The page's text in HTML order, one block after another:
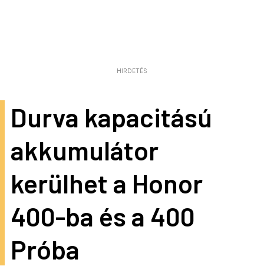
HIRDETÉS
Durva kapacitású
akkumulátor
kerülhet a Honor
400-ba és a 400
Próba